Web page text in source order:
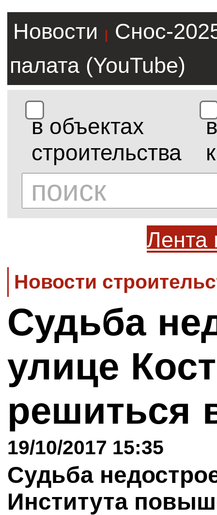
Новости |
Снос-
палата (YouTube)
в объектах
строительства
в
Лента
Новости
Судьба
улице
решиться
19/10/2017 15:35
Судьба
Института